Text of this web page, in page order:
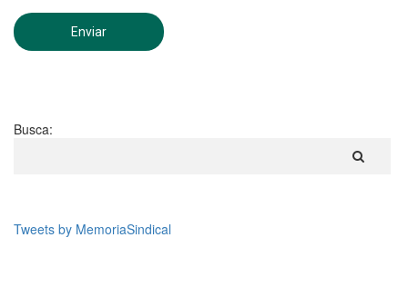
Busca:
Tweets by MemoriaSindical